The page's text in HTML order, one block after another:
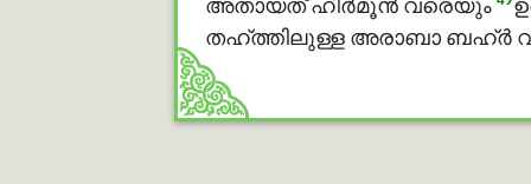
അതായത് ഹിര്‍മൂൻ വരെയും
തഹ്ത്തിലുള്ള അരാബാ ബഹ്ർ